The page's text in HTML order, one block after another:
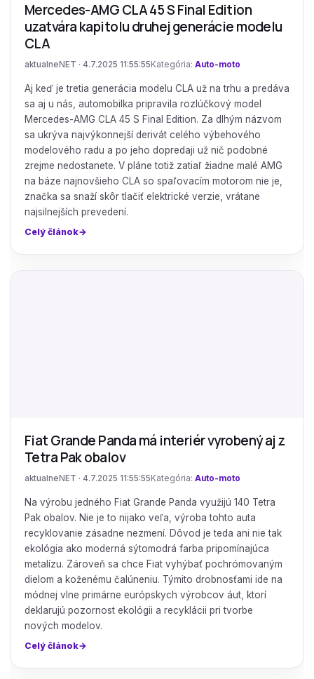
Mercedes-AMG CLA 45 S Final Edition
uzatvára kapitolu druhej generácie modelu
CLA
aktualneNET · 4.7.2025 11:55:55 Kategória: Auto-moto
Aj keď je tretia generácia modelu CLA už na trhu a predáva
sa aj u nás, automobilka pripravila rozlúčkový model
Mercedes-AMG CLA 45 S Final Edition. Za dlhým názvom
sa ukrýva najvýkonnejší derivát celého výbehového
modelového radu a po jeho dopredaji už nič podobné
zrejme nedostanete. V pláne totiž zatiaľ žiadne malé AMG
na báze najnovšieho CLA so spaľovacím motorom nie je,
značka sa snaží skôr tlačiť elektrické verzie, vrátane
najsilnejších prevedení.
Celý článok
Fiat Grande Panda má interiér vyrobený aj z
Tetra Pak obalov
aktualneNET · 4.7.2025 11:55:55 Kategória: Auto-moto
Na výrobu jedného Fiat Grande Panda využijú 140 Tetra
Pak obalov. Nie je to nijako veľa, výroba tohto auta
recyklovanie zásadne nezmení. Dôvod je teda ani nie tak
ekológia ako moderná sýtomodrá farba pripomínajúca
metalízu. Zároveň sa chce Fiat vyhýbať pochrómovaným
dielom a koženému čalúneniu. Týmito drobnosťami ide na
módnej vlne primárne európskych výrobcov áut, ktorí
deklarujú pozornost ekológii a recyklácii pri tvorbe
nových modelov.
Celý článok